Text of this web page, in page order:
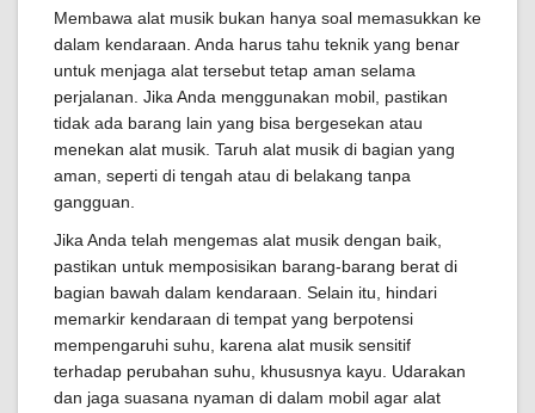
Membawa alat musik bukan hanya soal memasukkan ke
dalam kendaraan. Anda harus tahu teknik yang benar
untuk menjaga alat tersebut tetap aman selama
perjalanan. Jika Anda menggunakan mobil, pastikan
tidak ada barang lain yang bisa bergesekan atau
menekan alat musik. Taruh alat musik di bagian yang
aman, seperti di tengah atau di belakang tanpa
gangguan.
Jika Anda telah mengemas alat musik dengan baik,
pastikan untuk memposisikan barang-barang berat di
bagian bawah dalam kendaraan. Selain itu, hindari
memarkir kendaraan di tempat yang berpotensi
mempengaruhi suhu, karena alat musik sensitif
terhadap perubahan suhu, khususnya kayu. Udarakan
dan jaga suasana nyaman di dalam mobil agar alat